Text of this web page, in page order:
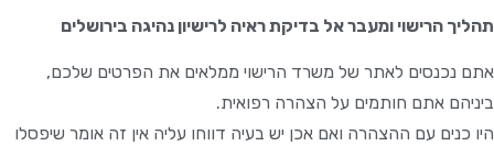
תהליך הרישוי ומעבר אל בדיקת ראיה לרישיון נהיגה בירושלים
אתם נכנסים לאתר של משרד הרישוי ממלאים את הפרטים שלכם,
ביניהם אתם חותמים על הצהרה רפואית.
היו כנים עם ההצהרה ואם אכן יש בעיה דווחו עליה אין זה אומר שיפסלו